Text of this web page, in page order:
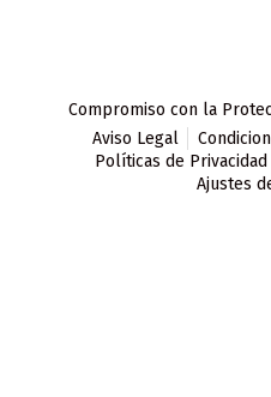
Compromiso con la
Aviso Legal
Políticas de Privacidad
Ajustes